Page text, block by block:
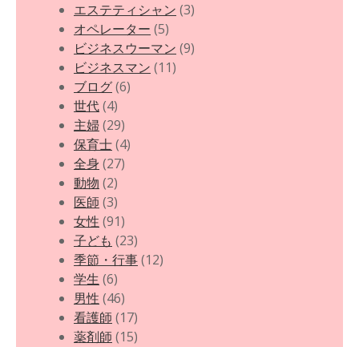
エステティシャン (3)
オペレーター (5)
ビジネスウーマン (9)
ビジネスマン (11)
ブログ(6)
世代(4)
主婦(29)
保育士(4)
全身 (27)
動物 (2)
医師 (3)
女性 (91)
子ども (23)
季節・行事(12)
学生 (6)
男性 (46)
看護師 (17)
薬剤師 (15)